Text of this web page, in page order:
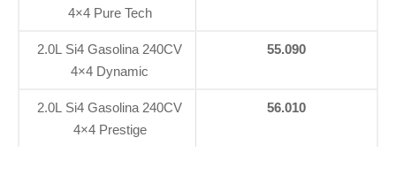
4×4 Pure Tech
2.0L Si4 Gasolina 240CV
4×4 Dynamic
55.090
2.0L Si4 Gasolina 240CV
4×4 Prestige
56.010